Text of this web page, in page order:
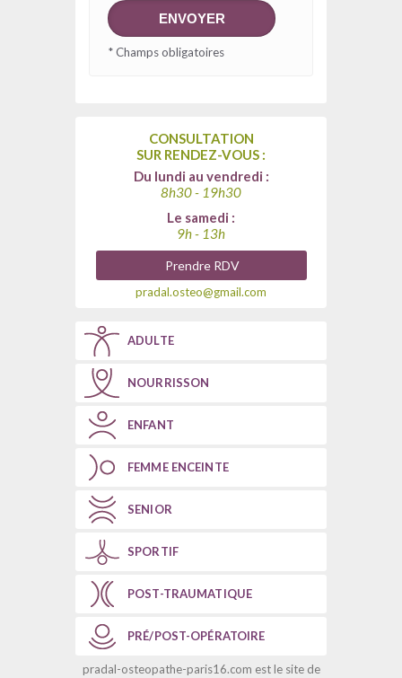
* Champs obligatoires
CONSULTATION
SUR RENDEZ-VOUS :
Du lundi au vendredi :
8h30 - 19h30
Le samedi :
9h - 13h
Prendre RDV
pradal.osteo@gmail.com
ADULTE
NOURRISSON
ENFANT
FEMME ENCEINTE
SENIOR
SPORTIF
POST-TRAUMATIQUE
PRÉ/POST-OPÉRATOIRE
pradal-osteopathe-paris16.com est le site de